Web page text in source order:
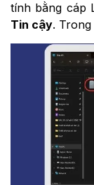
tính bằng cáp
Tin cậy.